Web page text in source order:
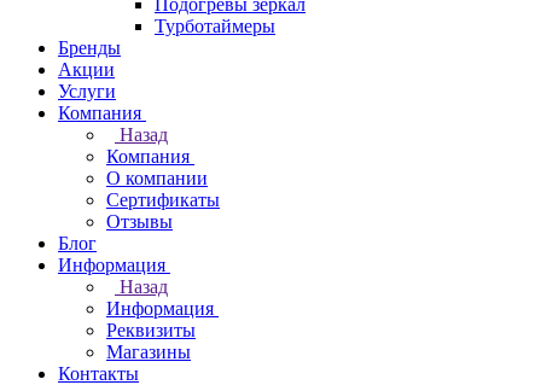
Подогревы зеркал
Турботаймеры
Бренды
Акции
Услуги
Компания
Назад
Компания
О компании
Сертификаты
Отзывы
Блог
Информация
Назад
Информация
Реквизиты
Магазины
Контакты